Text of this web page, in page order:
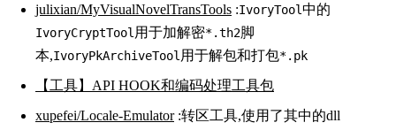
julixian/MyVisualNovelTransTools :IvoryTool中的
IvoryCryptTool 用于加解密*.th2脚
本,IvoryPkArchiveTool 用于解包和打包*.pk
【工具】API HOOK和编码处理工具包
xupefei/Locale-Emulator:转区工具,使用了其中的dll